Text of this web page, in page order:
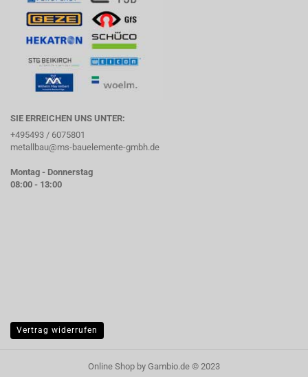
SIE ERREICHEN UNS UNTER:
+495493 / 6075801
metallbau@ms-bauelemente-gmbh.de
Montag - Donnerstag
08:00 - 13:00
Vertrag widerrufen
Online Shop by Gambio.de © 2023